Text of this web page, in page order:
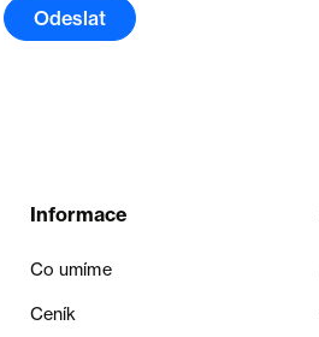
Odeslat
Informace
Co umíme
Ceník